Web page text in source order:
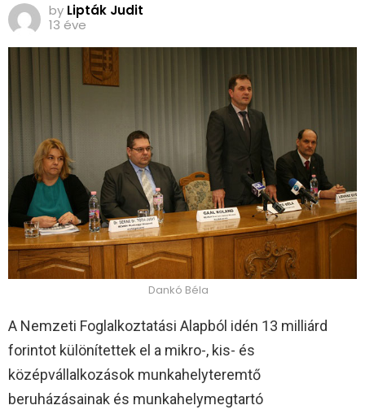
by Lipták Judit
13 éve
Dankó Béla
A Nemzeti Foglalkoztatási Alapból idén 13 milliárd
forintot különítettek el a mikro-, kis- és
középvállalkozások munkahelyteremtő
beruházásainak és munkahelymegtartó